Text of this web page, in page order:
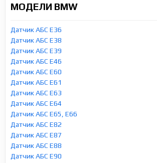
МОДЕЛИ BMW
Датчик АБС E36
Датчик АБС E38
Датчик АБС E39
Датчик АБС E46
Датчик АБС E60
Датчик АБС E61
Датчик АБС E63
Датчик АБС E64
Датчик АБС E65, E66
Датчик АБС E82
Датчик АБС E87
Датчик АБС E88
Датчик АБС E90